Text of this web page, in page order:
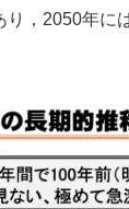
，2050年に